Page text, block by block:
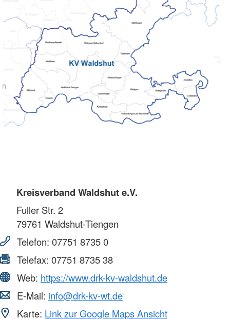
Kreisverband Waldshut e.V.
Fuller Str. 2
79761 Waldshut-Tiengen
Telefon: 07751 8735 0
Telefax: 07751 8735 38
Web: https://www.drk-kv-waldshut.de
E-Mail: info@drk-kv-wt.de
Karte: Link zur Google Maps Ansicht